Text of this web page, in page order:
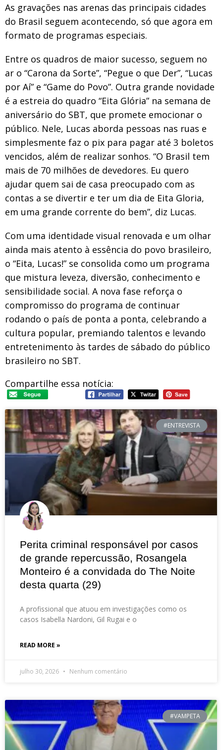
As gravações nas arenas das principais cidades
do Brasil seguem acontecendo, só que agora em
formato de programas especiais.
Entre os quadros de maior sucesso, seguem no
ar o “Carona da Sorte”, “Pegue o que Der”, “Lucas
por Aí” e “Game do Povo”. Outra grande novidade
é a estreia do quadro “Eita Glória” na semana de
aniversário do SBT, que promete emocionar o
público. Nele, Lucas aborda pessoas nas ruas e
simplesmente faz o pix para pagar até 3 boletos
vencidos, além de realizar sonhos. “O Brasil tem
mais de 70 milhões de devedores. Eu quero
ajudar quem sai de casa preocupado com as
contas a se divertir e ter um dia de Eita Gloria,
em uma grande corrente do bem”, diz Lucas.
Com uma identidade visual renovada e um olhar
ainda mais atento à essência do povo brasileiro,
o “Eita, Lucas!” se consolida como um programa
que mistura leveza, diversão, conhecimento e
sensibilidade social. A nova fase reforça o
compromisso do programa de continuar
rodando o país de ponta a ponta, celebrando a
cultura popular, premiando talentos e levando
entretenimento às tardes de sábado do público
brasileiro no SBT.
Compartilhe essa notícia:
#ENTREVISTA
Perita criminal responsável por casos
de grande repercussão, Rosangela
Monteiro é a convidada do The Noite
desta quarta (29)
A profissional que atuou em investigações como os
casos Isabella Nardoni, Gil Rugai e o
READ MORE »
julho 30, 2026 Nenhum comentário
#VAMPETA